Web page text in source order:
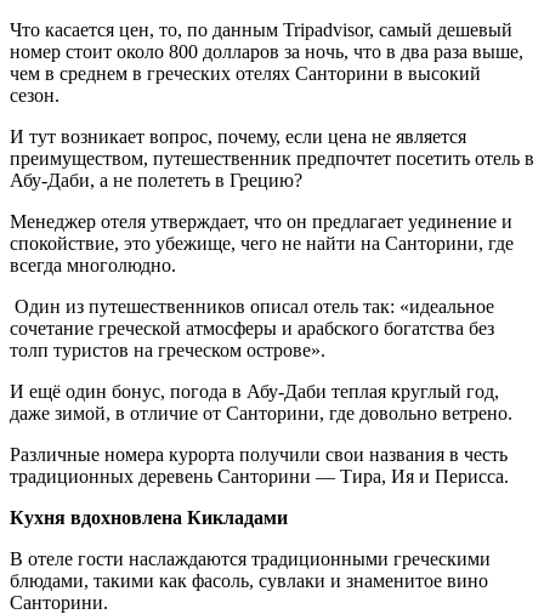
Что касается цен, то, по данным Tripadvisor, самый дешевый
номер стоит около 800 долларов за ночь, что в два раза выше,
чем в среднем в греческих отелях Санторини в высокий
сезон.
И тут возникает вопрос, почему, если цена не является
преимуществом, путешественник предпочтет посетить отель в
Абу-Даби, а не полететь в Грецию?
Менеджер отеля утверждает, что он предлагает уединение и
спокойствие, это убежище, чего не найти на Санторини, где
всегда многолюдно.
Один из путешественников описал отель так: «идеальное
сочетание греческой атмосферы и арабского богатства без
толп туристов на греческом острове».
И ещё один бонус, погода в Абу-Даби теплая круглый год,
даже зимой, в отличие от Санторини, где довольно ветрено.
Различные номера курорта получили свои названия в честь
традиционных деревень Санторини — Тира, Ия и Перисса.
Кухня вдохновлена ​​Кикладами
В отеле гости наслаждаются традиционными греческими
блюдами, такими как фасоль, сувлаки и знаменитое вино
Санторини.